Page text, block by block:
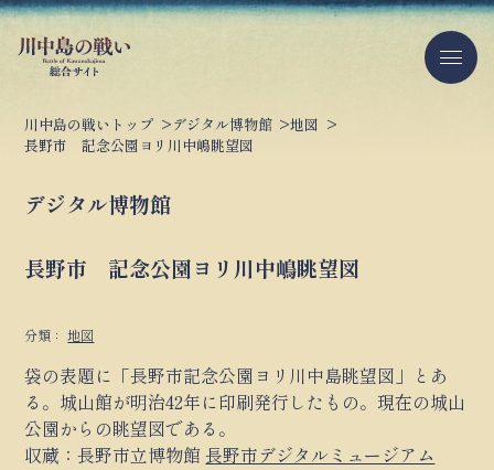
川中島の戦いトップ デジタル博物館
地図
長野市 記念公園ヨリ川中嶋眺望図
デジタル博物館
長野市 記念公園ヨリ川中嶋眺望図
分類： 地図
袋の表題に「長野市記念公園ヨリ川中島眺望図」とあ
る。城山館が明治42年に印刷発行したもの。現在の城山
公園からの眺望図である。
収蔵：長野市立博物館長野市デジタルミュージアム